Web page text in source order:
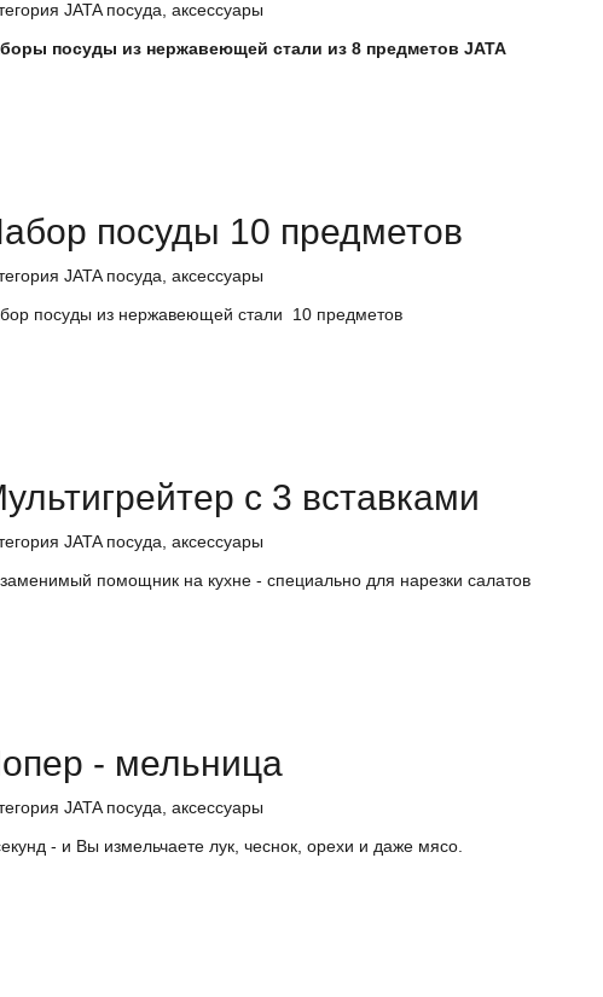
JATA посуда, аксессуары
посуды из нержавеющей стали из 8 предметов JATA
посуды 10 предметов
JATA посуда, аксессуары
посуды из нержавеющей стали 10 предметов
с 3 вставками
JATA посуда, аксессуары
помощник на кухне - специально для нарезки салатов
- мельница
JATA посуда, аксессуары
- и Вы измельчаете лук, чеснок, орехи и даже мясо.